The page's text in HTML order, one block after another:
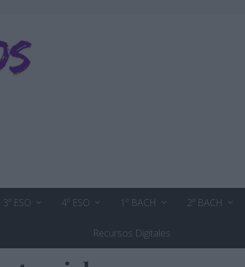
3º ESO 4º ESO 1º BACH 2º BACH
Recursos Digitales